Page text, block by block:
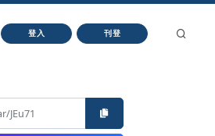
登入 刊登